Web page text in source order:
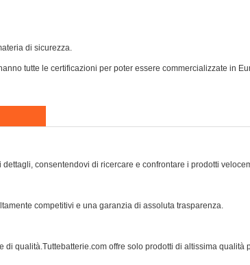
di sicurezza.
tutte le certificazioni per poter essere commercializzate in
consentendovi di ricercare e confrontare i prodotti
competitivi e una garanzia di assoluta trasparenza.
qualità.Tuttebatterie.com offre solo prodotti di altissima qualità